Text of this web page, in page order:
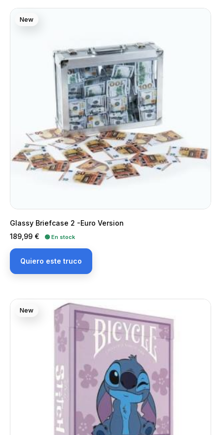
Glassy Briefcase 2 -Euro Version
Precio
189,99 € 🟢 En stock
Quiero este truco
New
New